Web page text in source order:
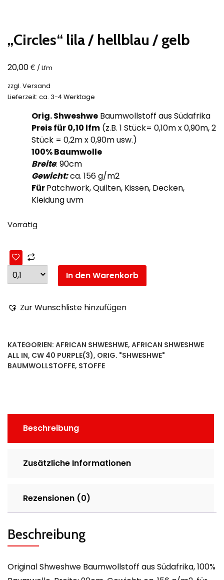
„Circles“ lila / hellblau / gelb
20,00€ / Lfm
zzgl. Versand
Lieferzeit: ca. 3-4 Werktage
Orig. Shweshwe Baumwollstoff aus Südafrika
Preis für 0,10 lfm (z.B. 1 Stück= 0,10m x 0,90m, 2
Stück = 0,2m x 0,90m usw.)
100% Baumwolle
Breite: 90cm
Gewicht:ca. 156 g/m2
FürPatchwork, Quilten, Kissen, Decken,
Kleidung uvm
Vorrätig
In den Warenkorb
Zur Wunschliste hinzufügen
KATEGORIEN: AFRICAN SHWESHWE, AFRICAN SHWESHWE
ALL IN, CW 40 PURPLE(3), ORIG. "SHWESHWE"
BAUMWOLLSTOFFE, STOFFE
Beschreibung
Zusätzliche Informationen
Rezensionen (0)
Beschreibung
Original Shweshwe Baumwollstoff aus Südafrika, 100%